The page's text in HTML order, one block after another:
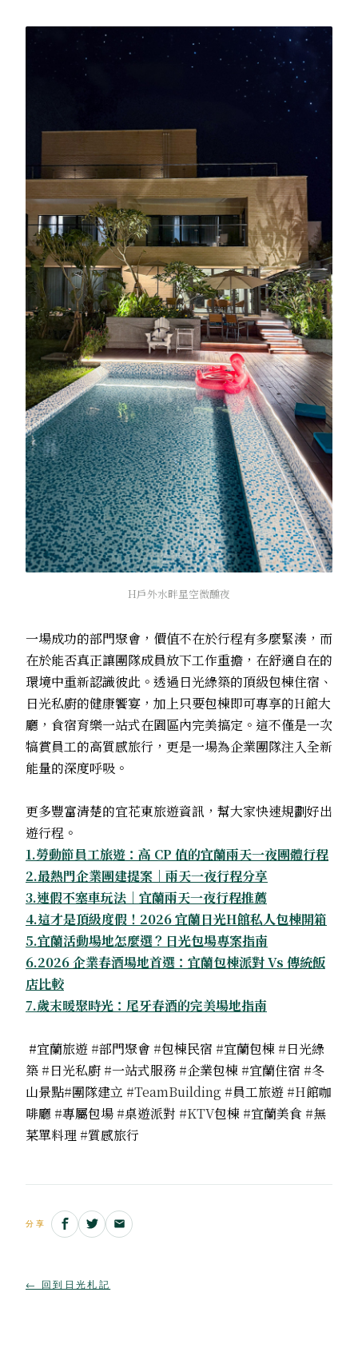
H戶外水畔星空微醺夜
一場成功的部門聚會，價值不在於行程有多麼緊湊，而
在於能否真正讓團隊成員放下工作重擔，在舒適自在的
環境中重新認識彼此。透過日光綠築的頂級包棟住宿、
日光私廚的健康饗宴，加上只要包棟即可專享的H館大
廳，食宿育樂一站式在園區內完美搞定。這不僅是一次
犒賞員工的高質感旅行，更是一場為企業團隊注入全新
能量的深度呼吸。
更多豐富清楚的宜花東旅遊資訊，幫大家快速規劃好出
遊行程。
1.勞動節員工旅遊：高 CP 值的宜蘭兩天一夜團體行程
2.最熱門企業團建提案｜兩天一夜行程分享
3.連假不塞車玩法｜宜蘭兩天一夜行程推薦
4.這才是頂級度假！2026 宜蘭日光H館私人包棟開箱
5.宜蘭活動場地怎麼選？日光包場專案指南
6.2026 企業春酒場地首選：宜蘭包棟派對 Vs 傳統飯
店比較
7.歲末暖聚時光：尾牙春酒的完美場地指南
#宜蘭旅遊 #部門聚會 #包棟民宿 #宜蘭包棟 #日光綠
築 #日光私廚 #一站式服務 #企業包棟 #宜蘭住宿 #冬
山景點#團隊建立 #TeamBuilding #員工旅遊 #H館咖
啡廳 #專屬包場 #桌遊派對 #KTV包棟 #宜蘭美食 #無
菜單料理 #質感旅行
分享
← 回到日光札記